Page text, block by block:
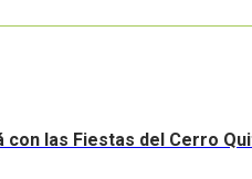
con las Fiestas del Cerro